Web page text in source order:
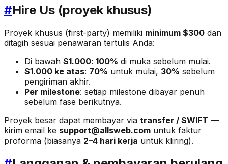
#Hire Us (proyek khusus)
Proyek khusus (first-party) memiliki minimum $300 dan
ditagih sesuai penawaran tertulis Anda:
Di bawah $1.000: 100% di muka sebelum mulai.
$1.000 ke atas: 70% untuk mulai, 30% sebelum
pengiriman akhir.
Per milestone: setiap milestone dibayar penuh
sebelum fase berikutnya.
Proyek besar dapat membayar via transfer / SWIFT —
kirim email ke support@allsweb.com untuk faktur
proforma (biasanya 2–4 hari kerja untuk kliring).